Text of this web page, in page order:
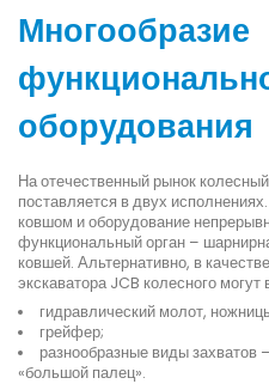
Многообразие
оборудования
На отечественный рынок
поставляется в двух
ковшом и оборудование
функциональный орган –
ковшей. Альтернативно, в
экскаватора JCB колесного могут
гидравлический молот,
грейфер;
разнообразные виды захватов
«большой палец».